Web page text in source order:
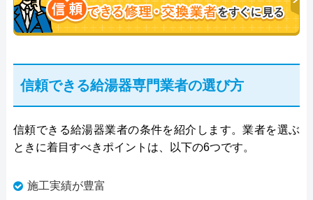
信頼できる給湯器専門業者の選び方
信頼できる給湯器業者の条件を紹介します。業者を選ぶ
ときに着目すべきポイントは、以下の6つです。
施工実績が豊富